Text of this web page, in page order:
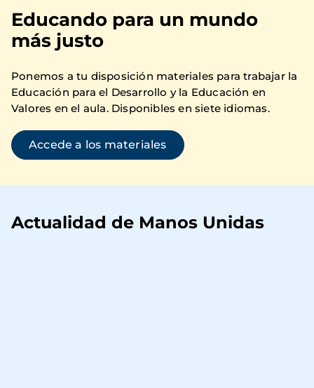
Educando para un mundo
más justo
Ponemos a tu disposición materiales para trabajar la
Educación para el Desarrollo y la Educación en
Valores en el aula. Disponibles en siete idiomas.
Accede a los materiales
Actualidad de Manos Unidas